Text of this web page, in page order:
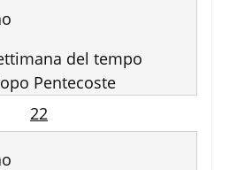
del tempo
Pentecoste
22